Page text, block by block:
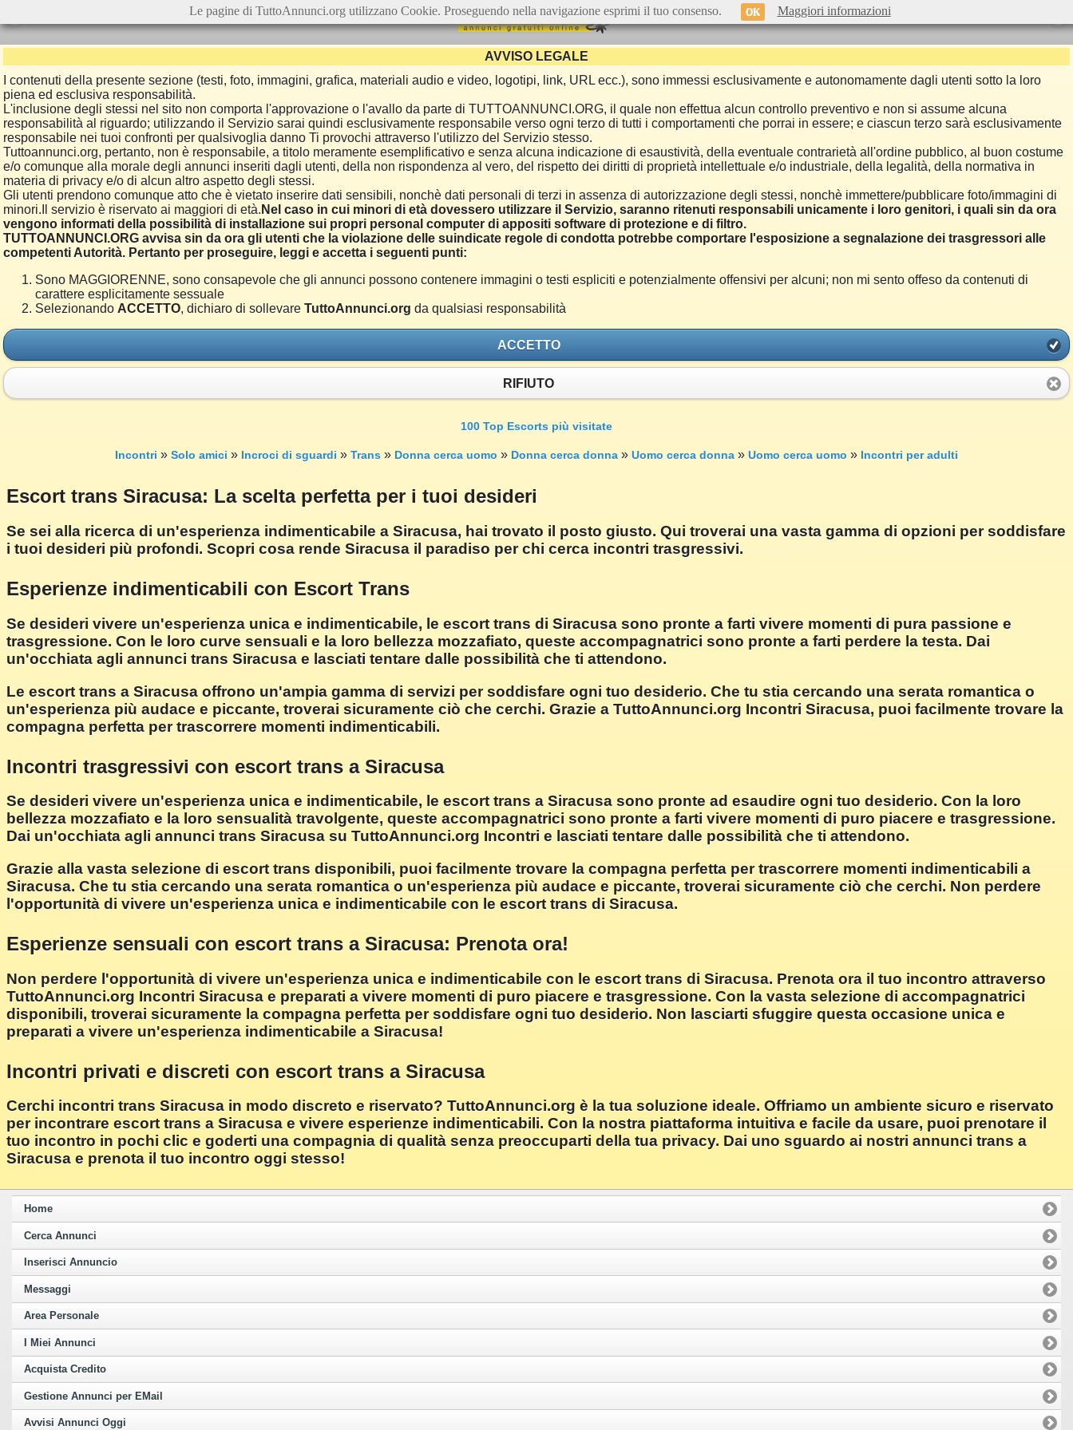
AVVISO LEGALE
I contenuti della presente sezione (testi, foto, immagini, grafica, materiali audio e video, logotipi, link, URL ecc.), sono immessi esclusivamente e autonomamente dagli utenti sotto la loro
piena ed esclusiva responsabilità.
L'inclusione degli stessi nel sito non comporta l'approvazione o l'avallo da parte di TUTTOANNUNCI.ORG, il quale non effettua alcun controllo preventivo e non si assume alcuna
responsabilità al riguardo; utilizzando il Servizio sarai quindi esclusivamente responsabile verso ogni terzo di tutti i comportamenti che porrai in essere; e ciascun terzo sarà esclusivamente
responsabile nei tuoi confronti per qualsivoglia danno Ti provochi attraverso l'utilizzo del Servizio stesso.
Tuttoannunci.org, pertanto, non è responsabile, a titolo meramente esemplificativo e senza alcuna indicazione di esaustività, della eventuale contrarietà all'ordine pubblico, al buon costume
e/o comunque alla morale degli annunci inseriti dagli utenti, della non rispondenza al vero, del rispetto dei diritti di proprietà intellettuale e/o industriale, della legalità, della normativa in
materia di privacy e/o di alcun altro aspetto degli stessi.
Gli utenti prendono comunque atto che è vietato inserire dati sensibili, nonchè dati personali di terzi in assenza di autorizzazione degli stessi, nonchè immettere/pubblicare foto/immagini di
minori.Il servizio è riservato ai maggiori di età. Nel caso in cui minori di età dovessero utilizzare il Servizio, saranno ritenuti responsabili unicamente i loro genitori, i quali sin da ora
vengono informati della possibilità di installazione sui propri personal computer di appositi software di protezione e di filtro.
TUTTOANNUNCI.ORG avvisa sin da ora gli utenti che la violazione delle suindicate regole di condotta potrebbe comportare l'esposizione a segnalazione dei trasgressori alle
competenti Autorità. Pertanto per proseguire, leggi e accetta i seguenti punti:
Sono MAGGIORENNE, sono consapevole che gli annunci possono contenere immagini o testi espliciti e potenzialmente offensivi per alcuni; non mi sento offeso da contenuti di
carattere esplicitamente sessuale
Selezionando ACCETTO, dichiaro di sollevare TuttoAnnunci.org da qualsiasi responsabilità
ACCETTO
RIFIUTO
100 Top Escorts più visitate
Incontri » Solo amici » Incroci di sguardi » Trans » Donna cerca uomo » Donna cerca donna » Uomo cerca donna » Uomo cerca uomo » Incontri per adulti
Escort trans Siracusa: La scelta perfetta per i tuoi desideri
Se sei alla ricerca di un'esperienza indimenticabile a Siracusa, hai trovato il posto giusto. Qui troverai una vasta gamma di opzioni per soddisfare
i tuoi desideri più profondi. Scopri cosa rende Siracusa il paradiso per chi cerca incontri trasgressivi.
Esperienze indimenticabili con Escort Trans
Se desideri vivere un'esperienza unica e indimenticabile, le escort trans di Siracusa sono pronte a farti vivere momenti di pura passione e
trasgressione. Con le loro curve sensuali e la loro bellezza mozzafiato, queste accompagnatrici sono pronte a farti perdere la testa. Dai
un'occhiata agli annunci trans Siracusa e lasciati tentare dalle possibilità che ti attendono.
Le escort trans a Siracusa offrono un'ampia gamma di servizi per soddisfare ogni tuo desiderio. Che tu stia cercando una serata romantica o
un'esperienza più audace e piccante, troverai sicuramente ciò che cerchi. Grazie a TuttoAnnunci.org Incontri Siracusa, puoi facilmente trovare la
compagna perfetta per trascorrere momenti indimenticabili.
Incontri trasgressivi con escort trans a Siracusa
Se desideri vivere un'esperienza unica e indimenticabile, le escort trans a Siracusa sono pronte ad esaudire ogni tuo desiderio. Con la loro
bellezza mozzafiato e la loro sensualità travolgente, queste accompagnatrici sono pronte a farti vivere momenti di puro piacere e trasgressione.
Dai un'occhiata agli annunci trans Siracusa su TuttoAnnunci.org Incontri e lasciati tentare dalle possibilità che ti attendono.
Grazie alla vasta selezione di escort trans disponibili, puoi facilmente trovare la compagna perfetta per trascorrere momenti indimenticabili a
Siracusa. Che tu stia cercando una serata romantica o un'esperienza più audace e piccante, troverai sicuramente ciò che cerchi. Non perdere
l'opportunità di vivere un'esperienza unica e indimenticabile con le escort trans di Siracusa.
Esperienze sensuali con escort trans a Siracusa: Prenota ora!
Non perdere l'opportunità di vivere un'esperienza unica e indimenticabile con le escort trans di Siracusa. Prenota ora il tuo incontro attraverso
TuttoAnnunci.org Incontri Siracusa e preparati a vivere momenti di puro piacere e trasgressione. Con la vasta selezione di accompagnatrici
disponibili, troverai sicuramente la compagna perfetta per soddisfare ogni tuo desiderio. Non lasciarti sfuggire questa occasione unica e
preparati a vivere un'esperienza indimenticabile a Siracusa!
Incontri privati e discreti con escort trans a Siracusa
Cerchi incontri trans Siracusa in modo discreto e riservato? TuttoAnnunci.org è la tua soluzione ideale. Offriamo un ambiente sicuro e riservato
per incontrare escort trans a Siracusa e vivere esperienze indimenticabili. Con la nostra piattaforma intuitiva e facile da usare, puoi prenotare il
tuo incontro in pochi clic e goderti una compagnia di qualità senza preoccuparti della tua privacy. Dai uno sguardo ai nostri annunci trans a
Siracusa e prenota il tuo incontro oggi stesso!
Home
Cerca Annunci
Inserisci Annuncio
Messaggi
Area Personale
I Miei Annunci
Acquista Credito
Gestione Annunci per EMail
Avvisi Annunci Oggi
Le pagine di TuttoAnnunci.org utilizzano Cookie. Proseguendo nella navigazione esprimi il tuo consenso. OK Maggiori informazioni